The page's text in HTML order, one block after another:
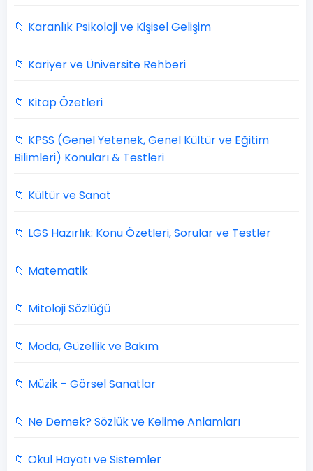
📁 Karanlık Psikoloji ve Kişisel Gelişim
📁 Kariyer ve Üniversite Rehberi
📁 Kitap Özetleri
📁 KPSS (Genel Yetenek, Genel Kültür ve Eğitim
Bilimleri) Konuları & Testleri
📁 Kültür ve Sanat
📁 LGS Hazırlık: Konu Özetleri, Sorular ve Testler
📁 Matematik
📁 Mitoloji Sözlüğü
📁 Moda, Güzellik ve Bakım
📁 Müzik - Görsel Sanatlar
📁 Ne Demek? Sözlük ve Kelime Anlamları
📁 Okul Hayatı ve Sistemler